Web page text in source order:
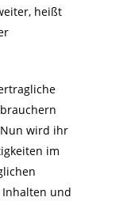
heißt
wird ihr
im
und